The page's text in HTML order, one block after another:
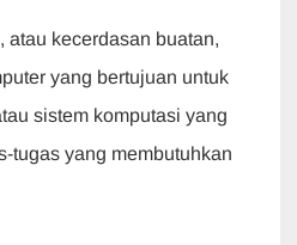
atau kecerdasan buatan,
yang bertujuan untuk
sistem komputasi yang
tugas yang membutuhkan